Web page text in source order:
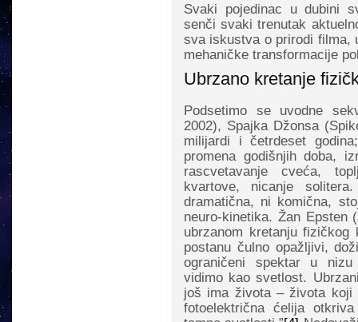
Svaki pojedinac u dubini
senči svaki trenutak
sva iskustva o prirodi filma,
mehaničke transformacije
Ubrzano kretanje
Podsetimo se uvodne
2002), Spajka Džonsa
milijardi i četrdeset
promena godišnjih doba,
rascvetavanje cveća,
kvartove, nicanje
dramatična, ni komična,
neuro-kinetika. Žan
ubrzanom kretanju
postanu čulno opažljivi,
ograničeni spektar u nizu
vidimo kao svetlost.
još ima života – života
fotoelektrična ćelija